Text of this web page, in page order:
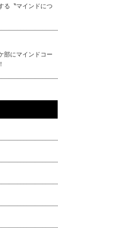
る〝マインドにつ
部にマインドコー